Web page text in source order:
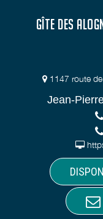
GÎTE DES
1147 route
Jean-